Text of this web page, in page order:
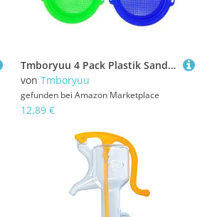
Tmboryuu 4 Pack Plastik Sandfächer Kinder Beach Spielzeug Für Outdoor Aktivitäten Schatz Und Strand Sandstrahlbauen Sommergartenspielzeug
von Tmboryuu
gefunden bei Amazon Marketplace
12,89 €